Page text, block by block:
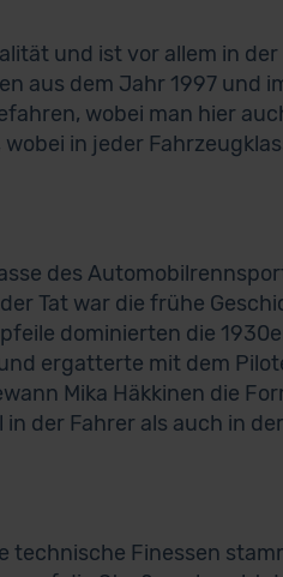
und ist vor allem in der
aus dem Jahr 1997 und
wobei man hier
in jeder
des
Tat war die frühe
dominierten die
ergatterte mit dem
Mika Häkkinen die
der Fahrer als auch in der
technische Finessen